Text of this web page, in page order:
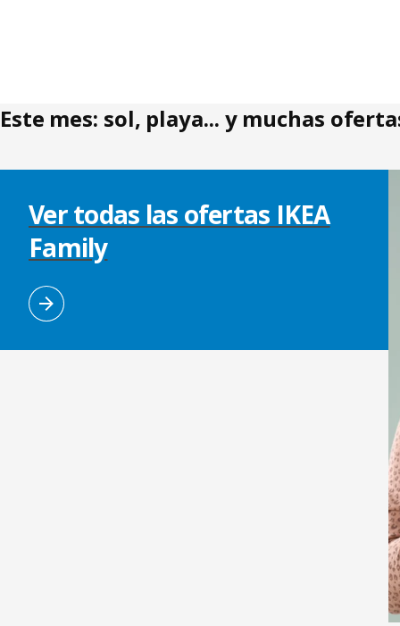
Este mes: sol, playa... y muchas
Ver todas las ofertas IKEA
Family